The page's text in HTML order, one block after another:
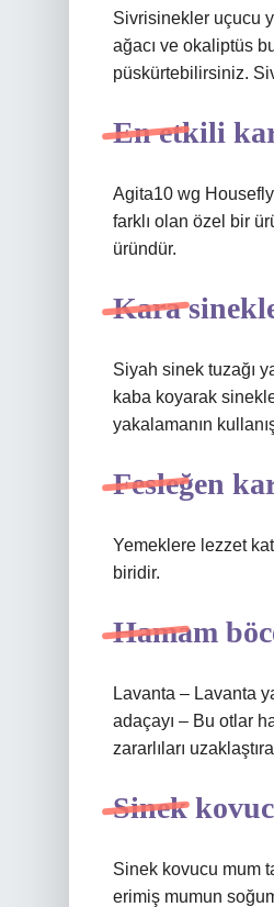
Sivrisinekler uçucu
ağacı ve okaliptüs
püskürtebilirsiniz.
En etkili
Agita10 wg
farklı olan özel bir
üründür.
Kara
Siyah sinek tuzağı
kaba koyarak
yakalamanın
Fesleğen
Yemeklere lezzet
biridir.
Hamam
Lavanta – Lavanta
adaçayı – Bu otlar
zararlıları
Sinek
Sinek kovucu mum
erimiş mumun